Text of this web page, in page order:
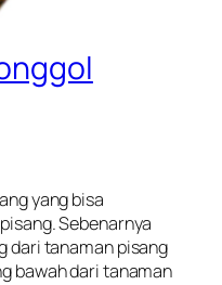
yang bisa
Sebenarnya
dari tanaman pisang
bawah dari tanaman